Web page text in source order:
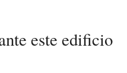
este edificio